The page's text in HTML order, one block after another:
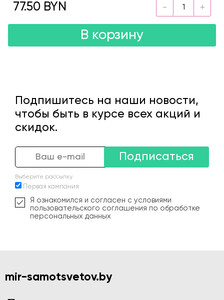
77.50 BYN
В корзину
Подпишитесь на наши новости,
чтобы быть в курсе всех акций и
скидок.
Подписаться
Выберите рассылку
Первая кампания
Я ознакомился и согласен с условиями
пользовательского соглашения по обработке
персональных данных
mir-samotsvetov.by